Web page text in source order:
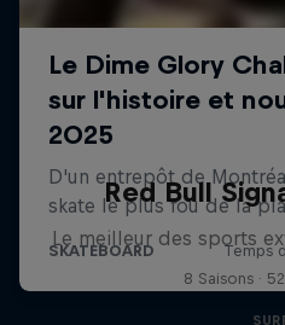
Red Bull
Le meilleur des sports
8 Saisons ·